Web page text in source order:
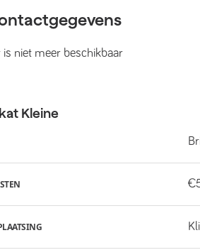
is niet meer beschikbaar
Kleine